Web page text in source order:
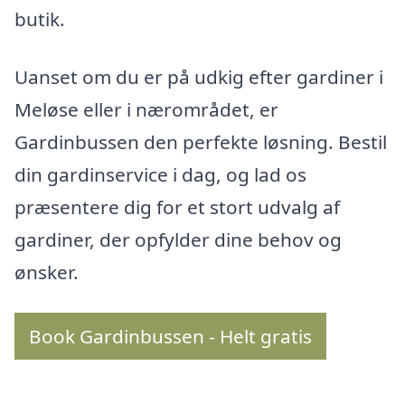
butik.
Uanset om du er på udkig efter gardiner i
Meløse eller i nærområdet, er
Gardinbussen den perfekte løsning. Bestil
din gardinservice i dag, og lad os
præsentere dig for et stort udvalg af
gardiner, der opfylder dine behov og
ønsker.
Book Gardinbussen - Helt gratis